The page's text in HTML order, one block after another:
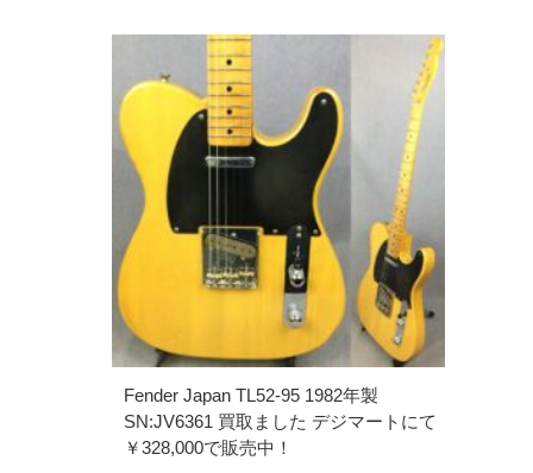
Fender Japan TL52-95 1982年製
SN:JV6361 買取ました デジマートにて
￥328,000で販売中！